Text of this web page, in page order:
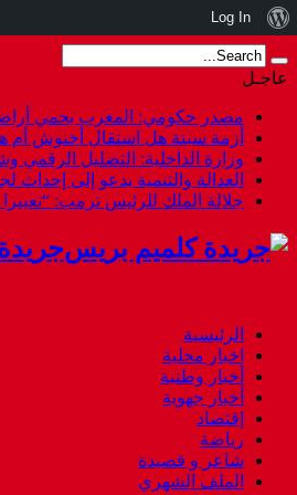
عاجـل
مصدر حكومي: المغرب يحمي
أزمة سبتة هل استقال أخنوش أم
وزارة الداخلية: التضليل الرقمي
العدالة والتنمية يدعو إلى
جلالة الملك للرئيس ترمب:
الرئيسية
اخبار محلية
أخبار وطنية
أخبار جهوية
إقتصاد
رياضة
شاعر و قصيدة
الملف الشهري
نبذة
عن
ووردبريس
Log In